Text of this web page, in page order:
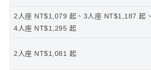
2人座 NT$1,079 起、3人座 NT$1,187 起、
4人座 NT$1,295 起
2人座 NT$1,081 起